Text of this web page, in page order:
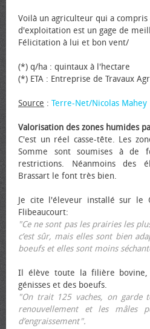
Voilà un agriculteur qui a
d'exploitation est un gage de
Félicitation à lui et bon vent/
(*) q/ha : quintaux à l'hectare
(*) ETA : Entreprise de Travaux
Source : Terre-Net/Nicolas Mahey
Valorisation des zones humides
C'est un réel casse-tête. Les
Somme sont soumises à de
restrictions. Néanmoins des
Brassart le font très bien.
Je cite l'éleveur installé sur le
Flibeaucourt:
"Ce ne sont pas les prairies les
c’est sûr, mais elles sont bien
bœufs et elles sont moins
Il élève toute la filière bovine,
génisses et des bœufs.
"On trait 125 vaches, on garde
renouvellement et les mâles
d’engraissement".